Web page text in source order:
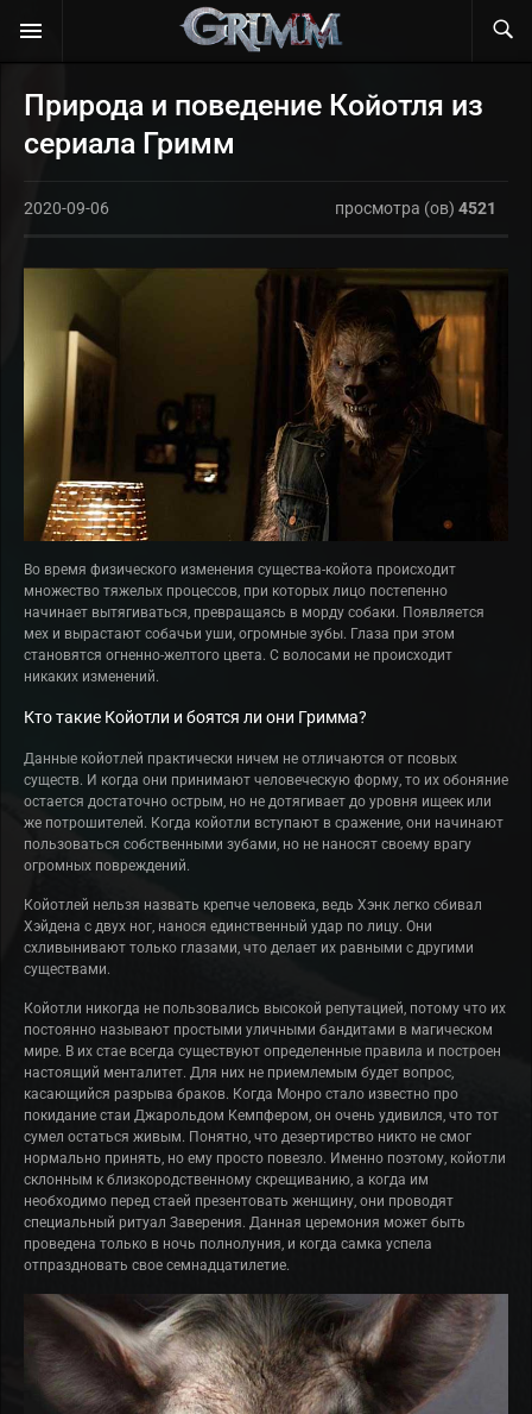
Природа и поведение Койотля из
сериала Гримм
2020-09-06 просмотра (ов) 4521
Во время физического изменения существа-койота происходит
множество тяжелых процессов, при которых лицо постепенно
начинает вытягиваться, превращаясь в морду собаки. Появляется
мех и вырастают собачьи уши, огромные зубы. Глаза при этом
становятся огненно-желтого цвета. С волосами не происходит
никаких изменений.
Кто такие Койотли и боятся ли они Гримма?
Данные койотлей практически ничем не отличаются от псовых
существ. И когда они принимают человеческую форму, то их обоняние
остается достаточно острым, но не дотягивает до уровня ищеек или
же потрошителей. Когда койотли вступают в сражение, они начинают
пользоваться собственными зубами, но не наносят своему врагу
огромных повреждений.
Койотлей нельзя назвать крепче человека, ведь Хэнк легко сбивал
Хэйдена с двух ног, нанося единственный удар по лицу. Они
схливынивают только глазами, что делает их равными с другими
существами.
Койотли никогда не пользовались высокой репутацией, потому что их
постоянно называют простыми уличными бандитами в магическом
мире. В их стае всегда существуют определенные правила и построен
настоящий менталитет. Для них не приемлемым будет вопрос,
касающийся разрыва браков. Когда Монро стало известно про
покидание стаи Джарольдом Кемпфером, он очень удивился, что тот
сумел остаться живым. Понятно, что дезертирство никто не смог
нормально принять, но ему просто повезло. Именно поэтому, койотли
склонным к близкородственному скрещиванию, а когда им
необходимо перед стаей презентовать женщину, они проводят
специальный ритуал Заверения. Данная церемония может быть
проведена только в ночь полнолуния, и когда самка успела
отпраздновать свое семнадцатилетие.